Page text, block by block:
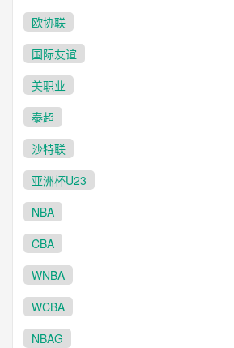
欧协联
国际友谊
美职业
泰超
沙特联
亚洲杯U23
NBA
CBA
WNBA
WCBA
NBAG